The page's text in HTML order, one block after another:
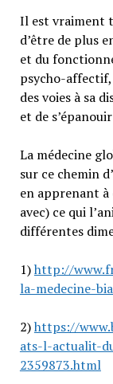
Il est vraiment
d’être de plus
et du
psycho-
des voies à sa
et de
La médecine
sur ce chemin
en apprenant
avec) ce qui
différentes
1)http://
la-medecine-
2)https://
ats-l-actualit-
2359873.html